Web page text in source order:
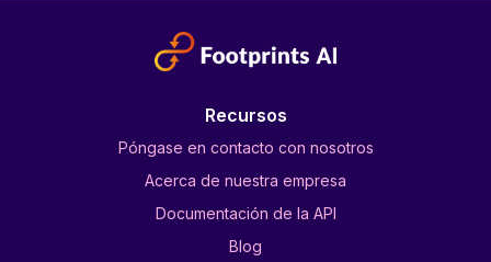
Recursos
Póngase en contacto con nosotros
Acerca de nuestra empresa
Documentación de la API
Blog